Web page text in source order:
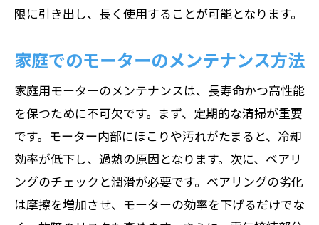
限に引き出し、長く使用することが可能となります。
家庭でのモーターのメンテナンス方法
家庭用モーターのメンテナンスは、長寿命かつ高性能
を保つために不可欠です。まず、定期的な清掃が重要
です。モーター内部にほこりや汚れがたまると、冷却
効率が低下し、過熱の原因となります。次に、ベアリ
ングのチェックと潤滑が必要です。ベアリングの劣化
は摩擦を増加させ、モーターの効率を下げるだけでな